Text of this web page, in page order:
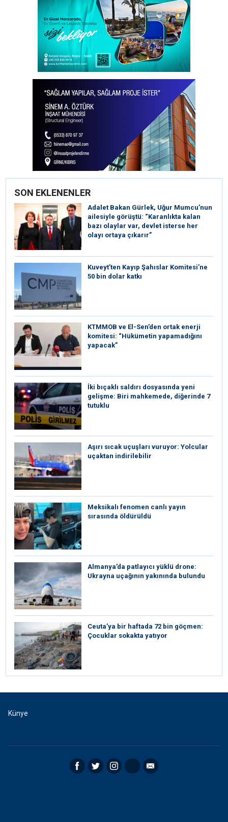
SON EKLENENLER
Adalet Bakan Gürlek, Uğur Mumcu’nun
ailesiyle görüştü: “Karanlıkta kalan
bazı olaylar var, devlet isterse her
olayı ortaya çıkarır”
Kuveyt’ten Kayıp Şahıslar Komitesi’ne
50 bin dolar katkı
KTMMOB ve El-Sen’den ortak enerji
komitesi: “Hükümetin yapamadığını
yapacak”
İki bıçaklı saldırı dosyasında yeni
gelişme: Biri mahkemede, diğerinde 7
tutuklu
Aşırı sıcak uçuşları vuruyor: Yolcular
uçaktan indirilebilir
Meksikalı fenomen canlı yayın
sırasında öldürüldü
Almanya’da patlayıcı yüklü drone:
Ukrayna uçağının yakınında bulundu
Ceuta’ya bir haftada 72 bin göçmen:
Çocuklar sokakta yatıyor
Künye
Facebook Twitter Instagram RSS